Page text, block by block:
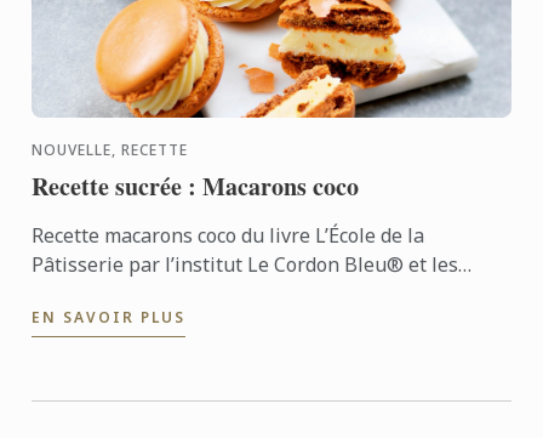
NOUVELLE, RECETTE
Recette sucrée : Macarons coco
Recette macarons coco du livre L’École de la
Pâtisserie par l’institut Le Cordon Bleu® et les
EN SAVOIR PLUS